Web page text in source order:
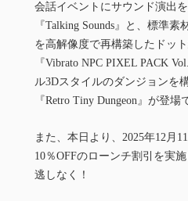
会話イベントにサウンド演出
『Talking Sounds』と、標準
を高解像度で再構築したドッ
『Vibrato NPC PIXEL PACK
ル3Dスタイルのダンジョンを
『Retro Tiny Dungeon』が登場
また、本日より、2025年12月
10％OFFのローンチ割引を実
逃しなく！